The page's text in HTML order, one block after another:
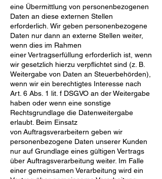
eine Übermittlung von personenbezogenen
Daten an diese externen Stellen
erforderlich. Wir geben personenbezogene
Daten nur dann an externe Stellen weiter,
wenn dies im Rahmen
einerVertragserfüllung erforderlich ist, wenn
wir gesetzlich hierzu verpflichtet sind (z. B.
Weitergabe von Daten an Steuerbehörden),
wenn wir ein berechtigtes Interesse nach
Art. 6 Abs. 1 lit. f DSGVO an der Weitergabe
haben oder wenn eine sonstige
Rechtsgrundlage die Datenweitergabe
erlaubt. Beim Einsatz
von Auftragsverarbeitern geben wir
personenbezogene Daten unserer Kunden
nur auf Grundlage eines gültigen Vertrags
über Auftragsverarbeitung weiter. Im Falle
einer gemeinsamen Verarbeitung wird ein